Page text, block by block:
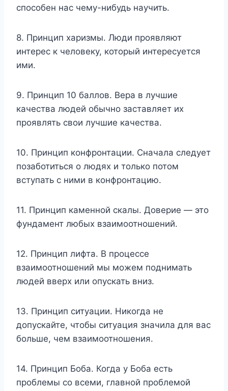
способен нас чему-нибудь научить.
8. Принцип харизмы. Люди проявляют
интерес к человеку, который интересуется
ими.
9. Принцип 10 баллов. Вера в лучшие
качества людей обычно заставляет их
проявлять свои лучшие качества.
10. Принцип конфронтации. Сначала следует
позаботиться о людях и только потом
вступать с ними в конфронтацию.
11. Принцип каменной скалы. Доверие — это
фундамент любых взаимоотношений.
12. Принцип лифта. В процессе
взаимоотношений мы можем поднимать
людей вверх или опускать вниз.
13. Принцип ситуации. Никогда не
допускайте, чтобы ситуация значила для вас
больше, чем взаимоотношения.
14. Принцип Боба. Когда у Боба есть
проблемы со всеми, главной проблемой